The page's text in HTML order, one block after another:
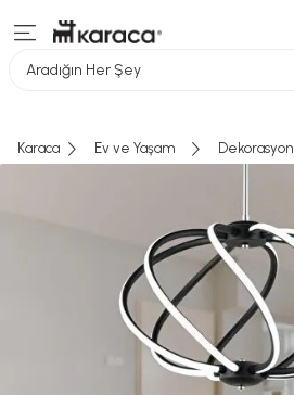
Aradığın Her Şey
Karaca Ev ve Yaşam Dekorasyon